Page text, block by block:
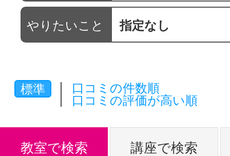
通信講座を
体験レッス
やりたいこ
やりたいこと 指定なし
標準
口コミの件数順
口コミの評価が高い順
教室で検索 講座で検索